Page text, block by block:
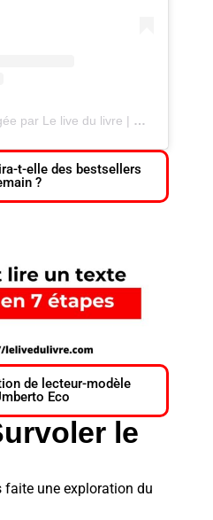
Une publication partagée par Le live du livre | Magazine littéraire 📚 (@lelivedulivre_magazine)
t-elle des bestsellers
?
de lecteur-modèle
Eco
le
faite une exploration du